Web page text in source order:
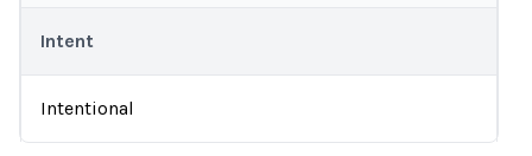
Intent
Intentional